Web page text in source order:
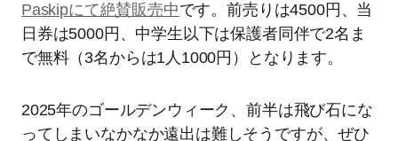
Paskipにて絶賛販売中です。前売りは4500円、当
日券は5000円、中学生以下は保護者同伴で2名ま
で無料（3名からは1人1000円）となります。
2025年のゴールデンウィーク、前半は飛び石にな
ってしまいなかなか遠出は難しそうですが、ぜひ